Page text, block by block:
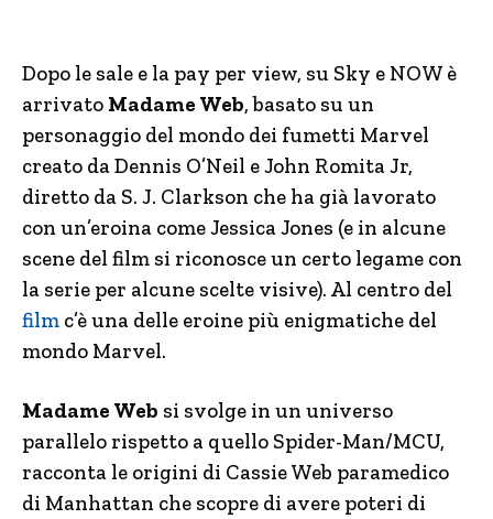
Dopo le sale e la pay per view, su Sky e NOW è
arrivato Madame Web, basato su un
personaggio del mondo dei fumetti Marvel
creato da Dennis O’Neil e John Romita Jr,
diretto da S. J. Clarkson che ha già lavorato
con un’eroina come Jessica Jones (e in alcune
scene del film si riconosce un certo legame con
la serie per alcune scelte visive). Al centro del
film c’è una delle eroine più enigmatiche del
mondo Marvel.
Madame Web si svolge in un universo
parallelo rispetto a quello Spider-Man/MCU,
racconta le origini di Cassie Web paramedico
di Manhattan che scopre di avere poteri di